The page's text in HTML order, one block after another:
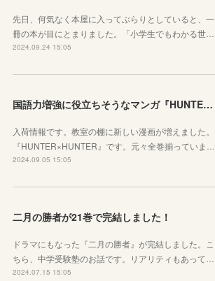
先日、何気なく本屋に入ってぶらりとしていると、一
冊の本が目にとまりました。「小学生でもわかる世…
2024.09.24 15:05
国語力増強に役立ちそうなマンガ『HUNTER×HUNTER』
入荷情報です。教室の棚に新しい漫画が増えました。
『HUNTER×HUNTER』です。元々全巻揃っていま…
2024.09.05 15:05
二月の勝者が21巻で完結しました！
ドラマにもなった『二月の勝者』が完結しました。こ
ちら、中学受験塾のお話です。リアリティもあって…
2024.07.15 15:05